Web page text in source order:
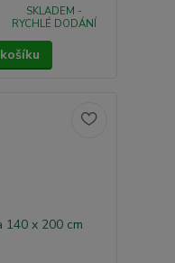
SKLADEM -
RYCHLÉ DODÁNÍ